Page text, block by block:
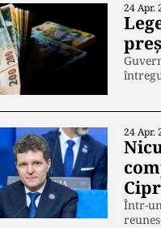
24 Apr.
24 Apr.
Într-